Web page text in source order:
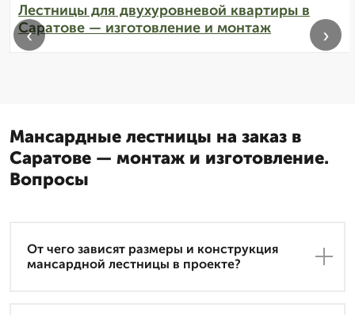
Лестницы для двухуровневой квартиры в
Саратове — изготовление и монтаж
‹ ›
Мансардные лестницы на заказ в
Саратове — монтаж и изготовление.
Вопросы
От чего зависят размеры и конструкция
мансардной лестницы в проекте?